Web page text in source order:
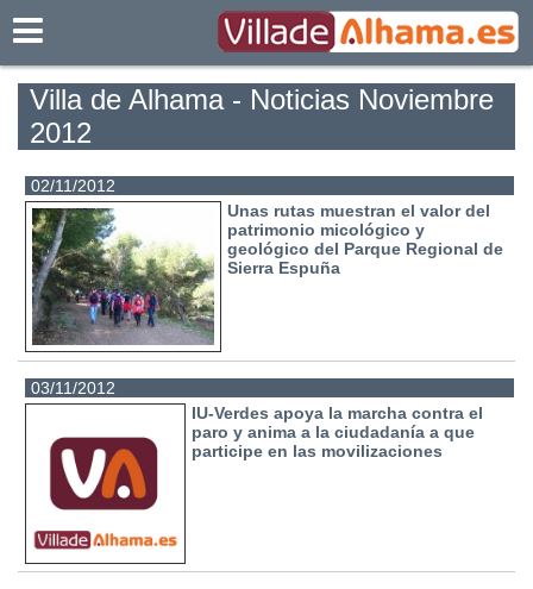
Villa de Alhama - Noticias Noviembre
2012
02/11/2012
Unas rutas muestran el valor del
patrimonio micológico y
geológico del Parque Regional de
Sierra Espuña
03/11/2012
IU-Verdes apoya la marcha contra el
paro y anima a la ciudadanía a que
participe en las movilizaciones